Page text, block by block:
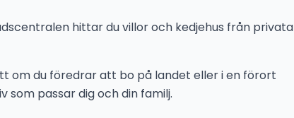
hittar du villor och kedjehus från privata
om du föredrar att bo på landet eller i en förort
passar dig och din familj.